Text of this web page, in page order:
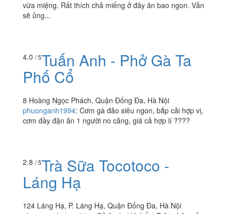
4.5 / 5Tý Béo - Bún Chả &
110 E3 Thái Thịnh, P. Thịnh Quang, Quận Đống Đa, Hà
Nội
nguyenvananh15588
đây. Suất chả khá đầy đặn. Chả nướng thơm mềm, ăn
sẽ ủng...
Phố Cổ
8 Hoàng Ngọc Phách, Quận Đống Đa, Hà Nội
cơm đầy đặn ăn 1 người no căng, giá cả hợp lí ????